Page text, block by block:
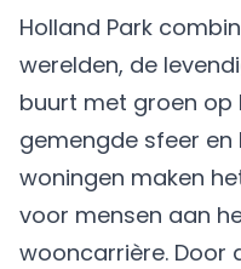
Holland Park
werelden, de
buurt met groen op
gemengde sfeer
woningen maken
voor mensen aan
wooncarrière. Door